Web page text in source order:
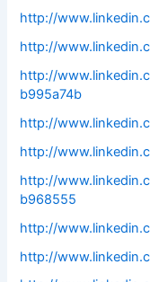
http://
http://
http://
b995a74b
http://
http://
http://
b968555
http://
http://